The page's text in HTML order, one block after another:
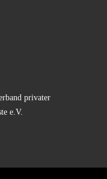
privater
e.V.